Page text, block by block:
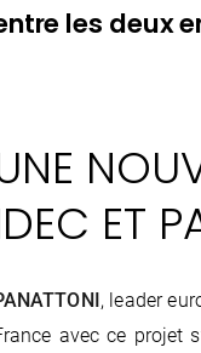
les deux
ET
, leader
avec ce projet